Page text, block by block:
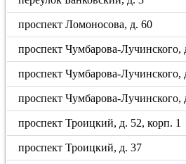
проспект Ломоносова, д. 60
проспект Чумбарова-Лучинского,
проспект Чумбарова-Лучинского,
проспект Чумбарова-Лучинского,
проспект Троицкий, д. 52, корп. 1
проспект Троицкий, д. 37